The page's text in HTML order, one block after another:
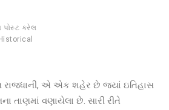
પોસ્ટ કરેલ
રાજધાની, એ એક શહેર છે જ્યાં ઇતિહાસ
તાણમાં વણાયેલા છે. સારી રીતે